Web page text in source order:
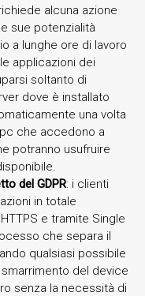
alcuna azione
sue potenzialità
a lunghe ore di lavoro
applicazioni dei
soltanto di
dove è installato
una volta
che accedono a
potranno usufruire
del GDPR: i clienti
in totale
e tramite Single
che separa il
qualsiasi possibile
del device
senza la necessità di